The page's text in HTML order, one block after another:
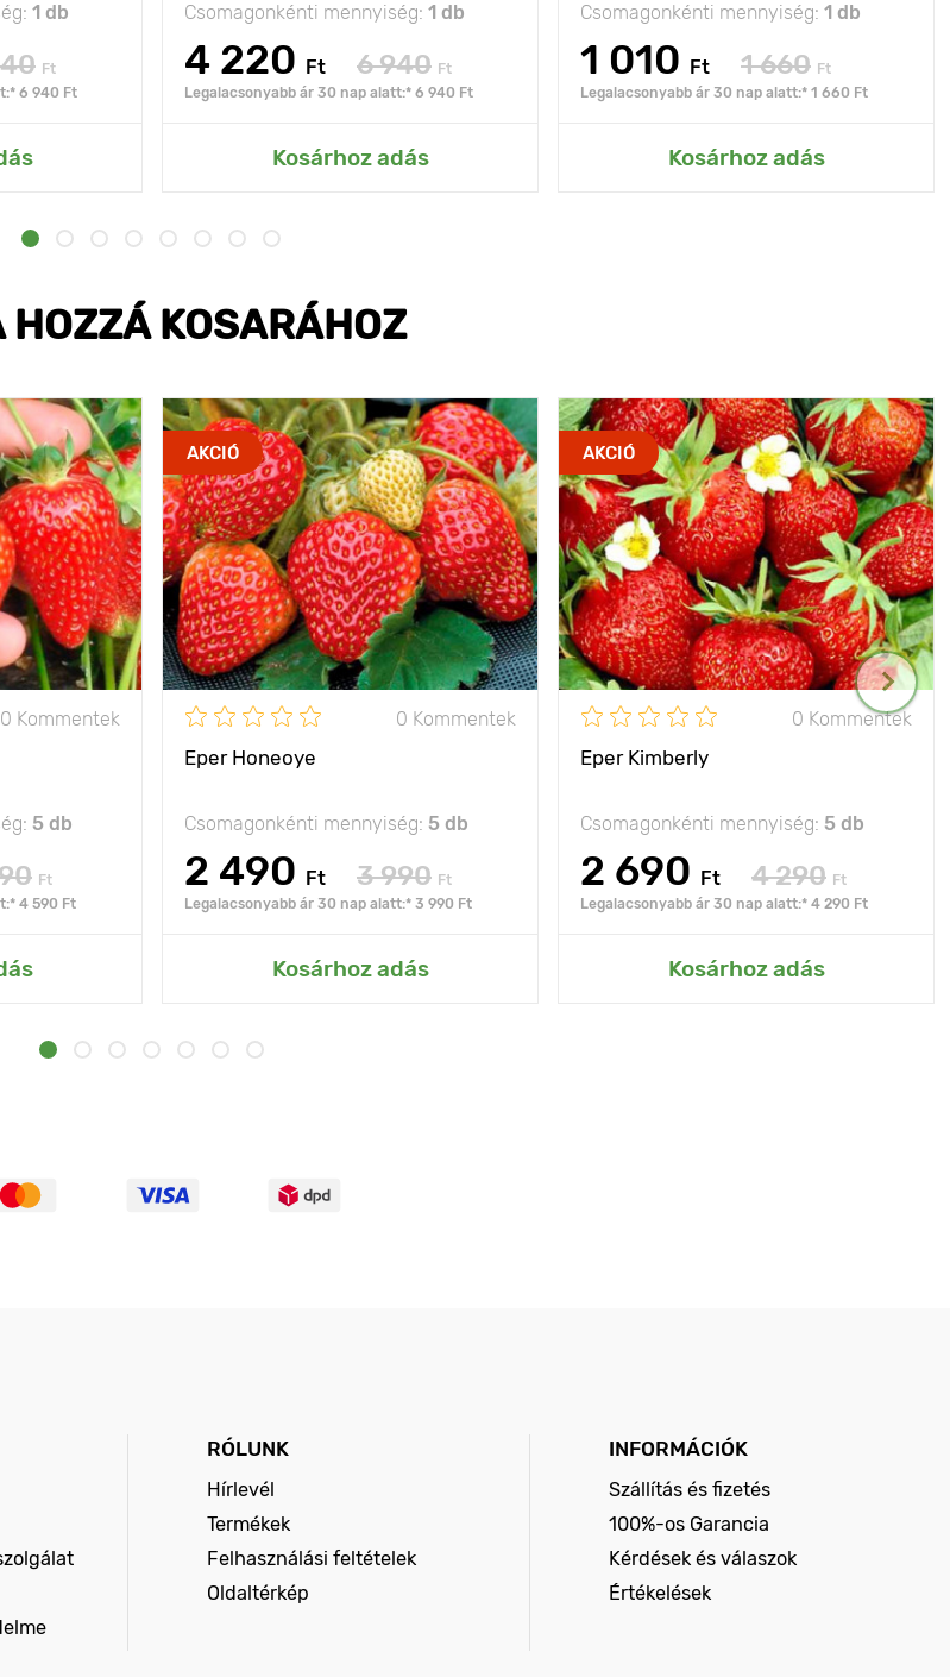
1 db
Ft
6 940 Ft
Csomagonkénti mennyiség: 1 db
4 220 Ft 6 940 Ft
Legalacsonyabb ár 30 nap alatt:* 6 940 Ft
Kosárhoz adás
Csomagonkénti mennyiség: 1 db
1 010 Ft 1 660 Ft
Legalacsonyabb ár 30 nap alatt:* 1 660 Ft
Kosárhoz adás
KOSARÁHOZ
0 Kommentek
5 db
Ft
4 590 Ft
AKCIÓ
0 Kommentek
Eper Honeoye
Csomagonkénti mennyiség: 5 db
2 490 Ft 3 990 Ft
Legalacsonyabb ár 30 nap alatt:* 3 990 Ft
Kosárhoz adás
AKCIÓ
0 Kommentek
Eper Kimberly
Csomagonkénti mennyiség: 5 db
2 690 Ft 4 290 Ft
Legalacsonyabb ár 30 nap alatt:* 4 290 Ft
Kosárhoz adás
RÓLUNK
Hírlevél
Termékek
Felhasználási feltételek
Oldaltérkép
INFORMÁCIÓK
Szállítás és fizetés
100%-os Garancia
Kérdések és válaszok
Értékelések